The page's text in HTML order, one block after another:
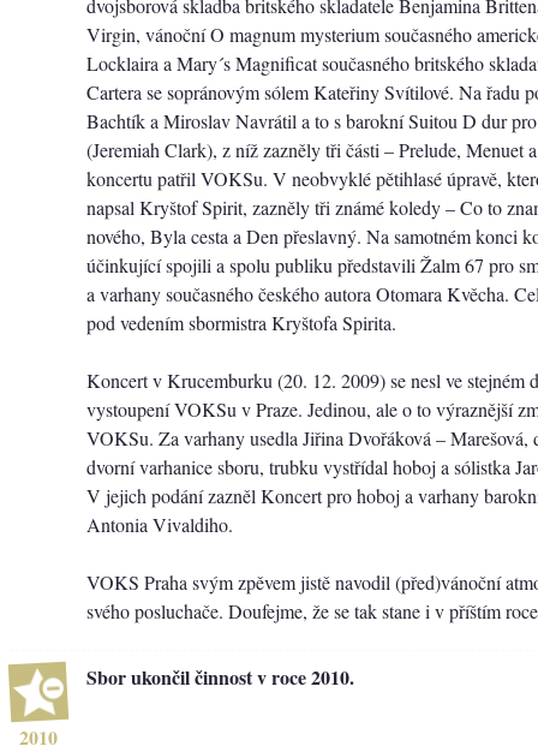
Virgin, vánoční O magnum mysterium současného
Locklaira a Mary´s Magnificat současného britského
Cartera se sopránovým sólem Kateřiny Svítilové. Na řadu
Bachtík a Miroslav Navrátil a to s barokní Suitou D dur
(Jeremiah Clark), z níž zazněly tři části – Prelude, Menuet
koncertu patřil VOKSu. V neobvyklé pětihlasé úpravě,
napsal Kryštof Spirit, zazněly tři známé koledy – Co to
nového, Byla cesta a Den přeslavný. Na samotném konci
účinkující spojili a spolu publiku představili Žalm 67 pro
a varhany současného českého autora Otomara Kvěcha.
pod vedením sbormistra Kryštofa Spirita.
Koncert v Krucemburku (20. 12. 2009) se nesl ve stejném
vystoupení VOKSu v Praze. Jedinou, ale o to výraznější
VOKSu. Za varhany usedla Jiřina Dvořáková – Marešová,
dvorní varhanice sboru, trubku vystřídal hoboj a sólistka
V jejich podání zazněl Koncert pro hoboj a varhany
Antonia Vivaldiho.
VOKS Praha svým zpěvem jistě navodil (před)vánoční
svého posluchače. Doufejme, že se tak stane i v příštím
2010
Sbor ukončil činnost v roce 2010.